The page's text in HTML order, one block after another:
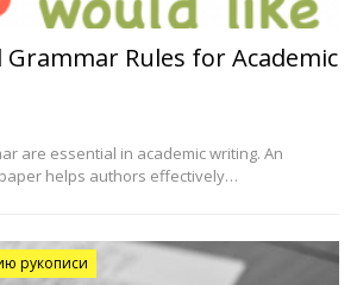
Grammar Rules for Academic
are essential in academic writing. An
helps authors effectively…
рукописи